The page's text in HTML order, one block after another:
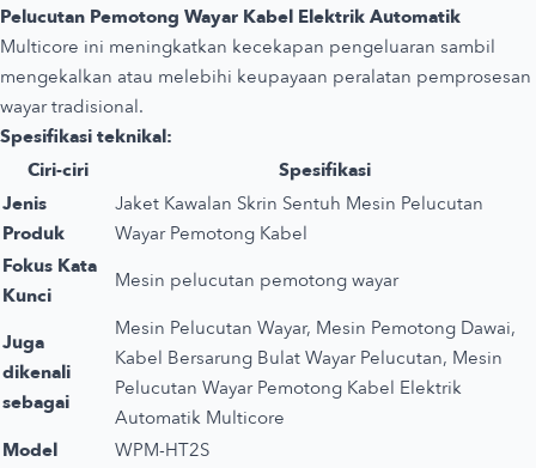
Pelucutan Pemotong Wayar Kabel Elektrik Automatik
Multicore ini meningkatkan kecekapan pengeluaran sambil
mengekalkan atau melebihi keupayaan peralatan pemprosesan
wayar tradisional.
Spesifikasi teknikal:
Ciri-ciri
Spesifikasi
Jenis
Produk
Jaket Kawalan Skrin Sentuh Mesin Pelucutan
Wayar Pemotong Kabel
Fokus Kata
Kunci
Mesin pelucutan pemotong wayar
Juga
dikenali
sebagai
Mesin Pelucutan Wayar, Mesin Pemotong Dawai,
Kabel Bersarung Bulat Wayar Pelucutan, Mesin
Pelucutan Wayar Pemotong Kabel Elektrik
Automatik Multicore
Model
WPM-HT2S